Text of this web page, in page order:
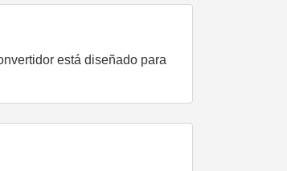
está diseñado para